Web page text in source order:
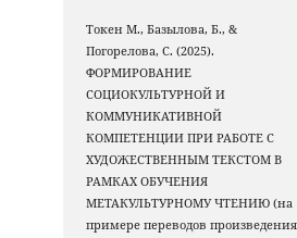
Токен M., Базылова, Б., &
Погорелова, С. (2025).
ФОРМИРОВАНИЕ
СОЦИОКУЛЬТУРНОЙ И
КОММУНИКАТИВНОЙ
КОМПЕТЕНЦИИ ПРИ РАБОТЕ С
ХУДОЖЕСТВЕННЫМ ТЕКСТОМ В
РАМКАХ ОБУЧЕНИЯ
МЕТАКУЛЬТУРНОМУ ЧТЕНИЮ (на
примере переводов произведения